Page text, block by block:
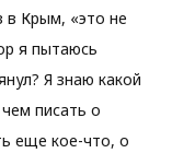
в Крым, «это не
я пытаюсь
Я знаю какой
писать о
еще кое-что, о